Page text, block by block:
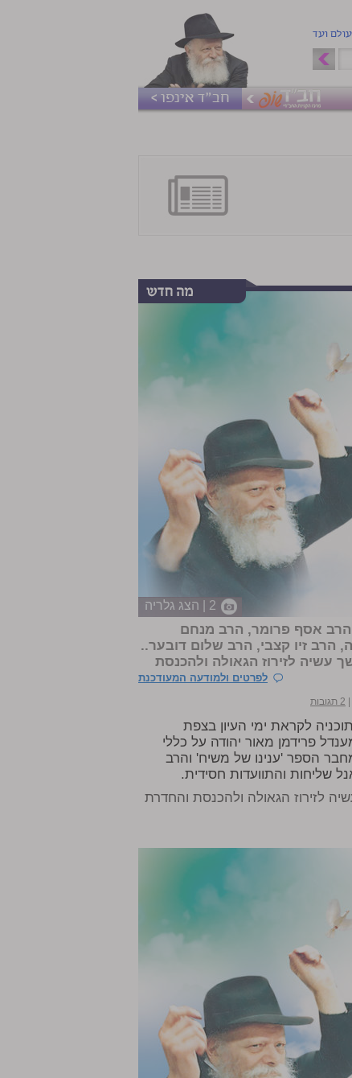
ועד
חב"ד אינפו >
2 | הצג גלריה
הרב אסף פרומר, הרב מנחם
הרב זיו קצבי, הרב שלום דובער..
עשיה לזירוז הגאולה ולהכנסת
לפרטים ולמודעה המעודכנת
2 תגובות
לקראת ימי העיון בצפת
פרידמן מאור יהודה על כללי
הספר 'ענינו של משיח' והרב
שליחות והתוועדות חסידית.
לזירוז הגאולה ולהכנסת והחדרת